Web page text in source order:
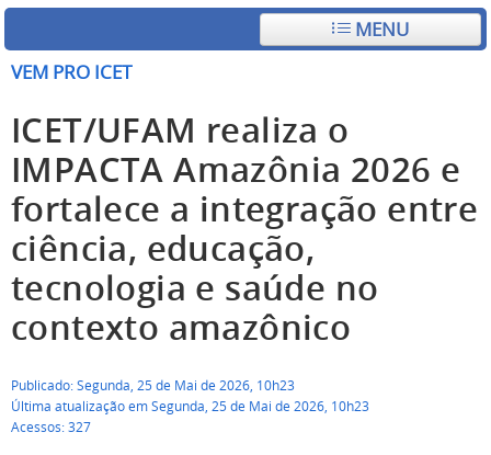
MENU
VEM PRO ICET
ICET/UFAM realiza o
IMPACTA Amazônia 2026 e
fortalece a integração entre
ciência, educação,
tecnologia e saúde no
contexto amazônico
Publicado: Segunda, 25 de Mai de 2026, 10h23
Última atualização em Segunda, 25 de Mai de 2026, 10h23
Acessos: 327